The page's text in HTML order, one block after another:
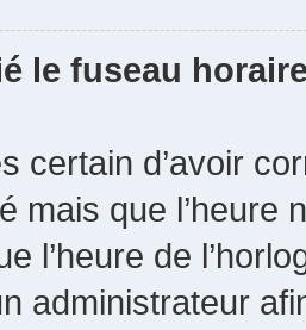
le fuseau
certain d’avoir
mais que
l’heure de
administrateur